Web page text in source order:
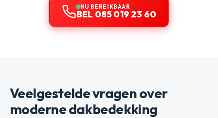
NU BEREIKBAAR
BEL 085 019 23 60
Veelgestelde vragen over
moderne dakbedekking